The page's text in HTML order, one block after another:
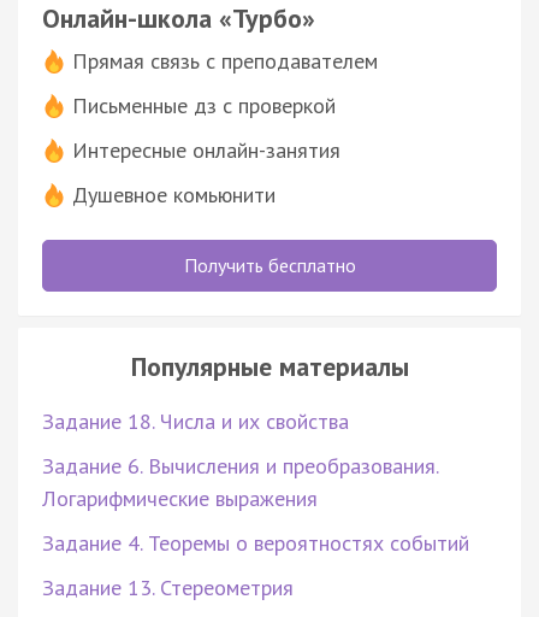
Онлайн-школа «Турбо»
Прямая связь с преподавателем
Письменные дз с проверкой
Интересные онлайн-занятия
Душевное комьюнити
Получить бесплатно
Популярные материалы
Задание 18. Числа и их свойства
Задание 6. Вычисления и преобразования.
Логарифмические выражения
Задание 4. Теоремы о вероятностях событий
Задание 13. Стереометрия